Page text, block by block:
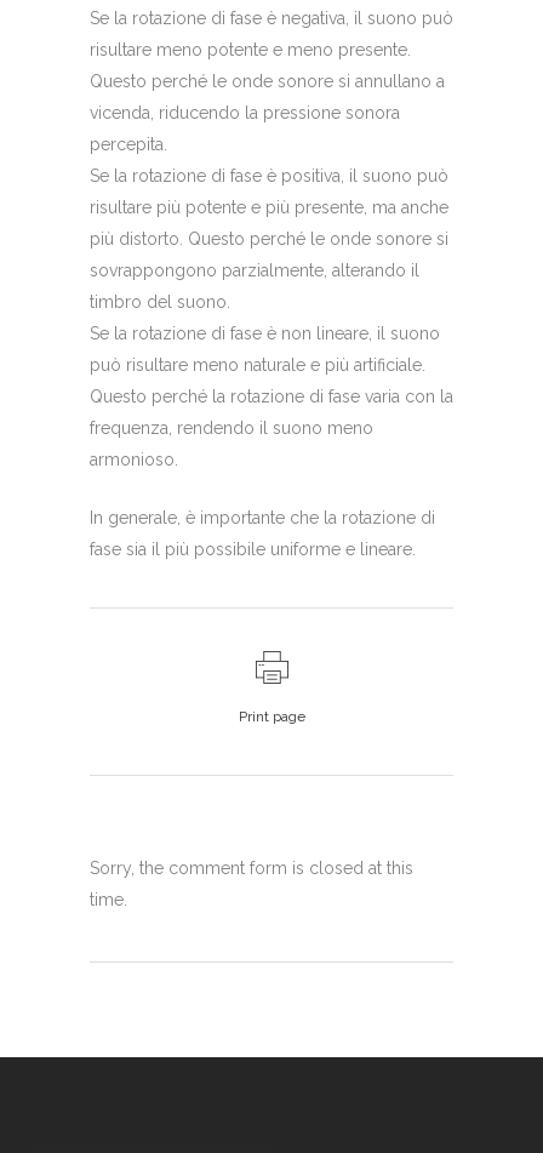
Se la rotazione di fase è negativa, il suono può
risultare meno potente e meno presente.
Questo perché le onde sonore si annullano a
vicenda, riducendo la pressione sonora
percepita.
Se la rotazione di fase è positiva, il suono può
risultare più potente e più presente, ma anche
più distorto. Questo perché le onde sonore si
sovrappongono parzialmente, alterando il
timbro del suono.
Se la rotazione di fase è non lineare, il suono
può risultare meno naturale e più artificiale.
Questo perché la rotazione di fase varia con la
frequenza, rendendo il suono meno
armonioso.
In generale, è importante che la rotazione di
fase sia il più possibile uniforme e lineare.
Print page
Sorry, the comment form is closed at this
time.